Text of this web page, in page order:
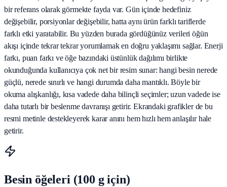
bir referans olarak görmekte fayda var. Gün içinde hedefiniz
değişebilir, porsiyonlar değişebilir, hatta aynı ürün farklı tariflerde
farklı etki yaratabilir. Bu yüzden burada gördüğünüz verileri öğün
akışı içinde tekrar tekrar yorumlamak en doğru yaklaşımı sağlar. Enerji
farkı, puan farkı ve öğe bazındaki üstünlük dağılımı birlikte
okunduğunda kullanıcıya çok net bir resim sunar: hangi besin nerede
güçlü, nerede sınırlı ve hangi durumda daha mantıklı. Böyle bir
okuma alışkanlığı, kısa vadede daha bilinçli seçimler; uzun vadede ise
daha tutarlı bir beslenme davranışı getirir. Ekrandaki grafikler de bu
resmi metinle destekleyerek karar anını hem hızlı hem anlaşılır hale
getirir.
Besin öğeleri (100 g için)